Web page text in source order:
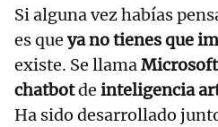
Si alguna vez habías
es que ya no tienes que
existe. Se llama
chatbotde inteligencia
Ha sido desarrollado